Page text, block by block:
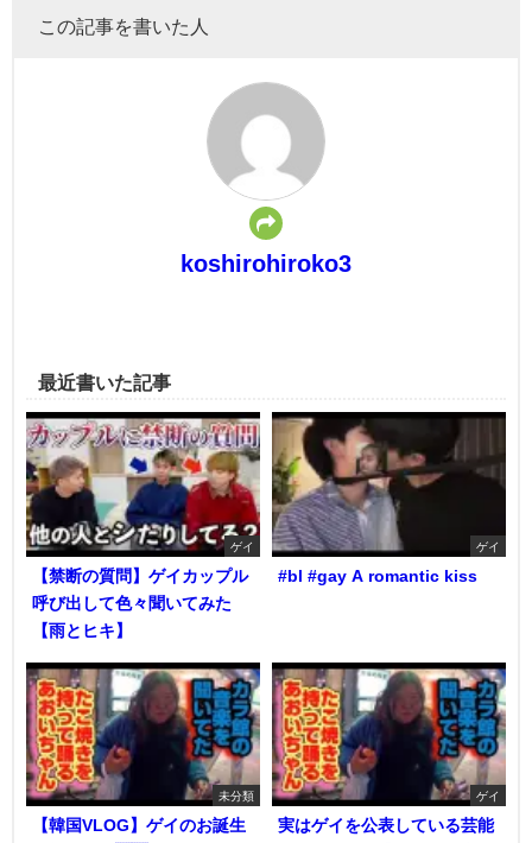
この記事を書いた人
koshirohiroko3
最近書いた記事
ゲイ
【禁断の質問】ゲイカップル
呼び出して色々聞いてみた
【雨とヒキ】
ゲイ
#bl #gay A romantic kiss
未分類
【韓国VLOG】ゲイのお誕生
ゲイ
実はゲイを公表している芸能